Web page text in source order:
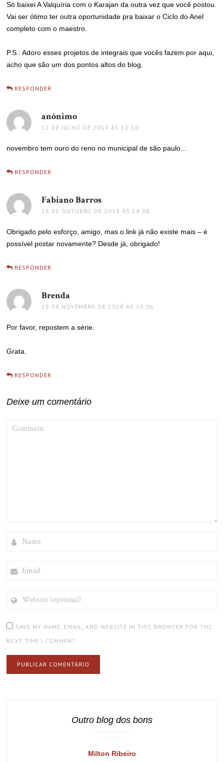
Só baixei A Valquíria com o Karajan da outra vez que você postou.
Vai ser ótimo ter outra oportunidade pra baixar o Ciclo do Anel
completo com o maestro.
P.S.: Adoro esses projetos de integrais que vocês fazem por aqui,
acho que são um dos pontos altos do blog.
RESPONDER
anônimo
12 DE JULHO DE 2013 ÀS 12:10
novembro tem ouro do reno no municipal de são paulo…
RESPONDER
Fabiano Barros
26 DE OUTUBRO DE 2018 ÀS 14:08
Obrigado pelo esforço, amigo, mas o link já não existe mais – é
possível postar novamente? Desde já, obrigado!
RESPONDER
Brenda
19 DE NOVEMBRO DE 2018 ÀS 16:06
Por favor, repostem a série.
Grata.
RESPONDER
Deixe um comentário
(OPTIONAL)
SAVE MY NAME, EMAIL, AND WEBSITE IN THIS BROWSER FOR THE
NEXT TIME I COMMENT.
Outro blog dos bons
Milton Ribeiro